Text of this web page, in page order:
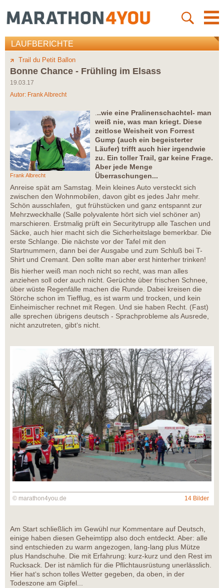
LAUFBERICHTE
Trail du Petit Ballon
Bonne Chance - Frühling im Elsass
19.03.17
Autor: Frank Albrecht
Frank Albrecht
...wie eine Pralinenschachtel- man
weiß nie, was man kriegt. Diese
zeitlose Weisheit von Forrest
Gump (auch ein begeisterter
Läufer) trifft auch hier irgendwie
zu. Ein toller Trail, gar keine Frage.
Aber jede Menge
Überraschungen...
Anreise spät am Samstag. Mein kleines Auto versteckt sich
zwischen den Wohnmobilen, davon gibt es jedes Jahr mehr.
Schön ausschlafen, gut frühstücken und ganz entspannt zur
Mehrzweckhalle (Salle polyvalente hört sich viel schöner an)
marschieren. Erstmalig prüft ein Securitytrupp alle Taschen und
Säcke, auch hier macht sich die Sicherheitslage bemerkbar. Die
erste Schlange. Die nächste vor der Tafel mit den
Startnummern, dann bei der Ausgabe und zum Schluß bei T-
Shirt und Cremant. Den sollte man aber erst hinterher trinken!
Bis hierher weiß man noch nicht so recht, was man alles
anziehen soll oder auch nicht. Gerüchte über frischen Schnee,
über wüste Regenfälle machen die Runde. Dabei kreisen die
Störche schon im Tiefflug, es ist warm und trocken, und kein
Einheimischer rechnet mit Regen. Und sie haben Recht. (Fast)
alle sprechen übrigens deutsch - Sprachprobleme als Ausrede,
nicht anzutreten, gibt‘s nicht.
© marathon4you.de 14 Bilder
Am Start schließlich im Gewühl nur Kommentare auf Deutsch,
einige haben diesen Geheimtipp also doch entdeckt. Aber: alle
sind entschieden zu warm angezogen, lang-lang plus Mütze
plus Handschuhe. Die mit Erfahrung: kurz-kurz und den Rest im
Rucksack. Der ist nämlich für die Pflichtausrüstung unerlässlich.
Hier hat‘s schon tolles Wetter gegeben, da oben, in der
Todeszone am Gipfel...